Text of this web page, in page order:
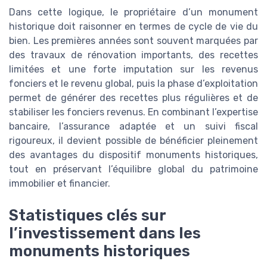
Dans cette logique, le propriétaire d’un monument
historique doit raisonner en termes de cycle de vie du
bien. Les premières années sont souvent marquées par
des travaux de rénovation importants, des recettes
limitées et une forte imputation sur les revenus
fonciers et le revenu global, puis la phase d’exploitation
permet de générer des recettes plus régulières et de
stabiliser les fonciers revenus. En combinant l’expertise
bancaire, l’assurance adaptée et un suivi fiscal
rigoureux, il devient possible de bénéficier pleinement
des avantages du dispositif monuments historiques,
tout en préservant l’équilibre global du patrimoine
immobilier et financier.
Statistiques clés sur
l’investissement dans les
monuments historiques